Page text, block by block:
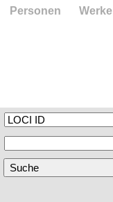
Personen Werke